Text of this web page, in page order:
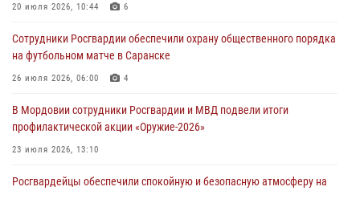
разрешительной работы передал очередную партию вооружения в
зону СВО
04 августа 2026, 11:13
20 июля 2026, 10:44 6
Сотрудники Росгвардии обеспечили охрану общественного порядка
на футбольном матче в Саранске
26 июля 2026, 06:00 4
В Мордовии сотрудники Росгвардии и МВД подвели итоги
профилактической акции «Оружие‑2026»
23 июля 2026, 13:10
Росгвардейцы обеспечили спокойную и безопасную атмосферу на